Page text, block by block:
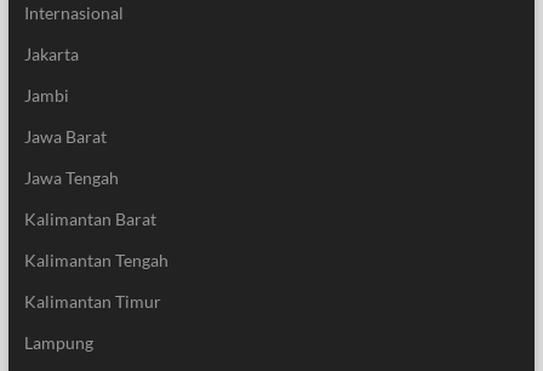
Internasional
Jakarta
Jambi
Jawa Barat
Jawa Tengah
Kalimantan Barat
Kalimantan Tengah
Kalimantan Timur
Lampung